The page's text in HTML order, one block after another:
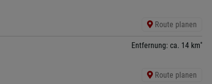
Route planen
Entfernung: ca. 14 km*
Route planen